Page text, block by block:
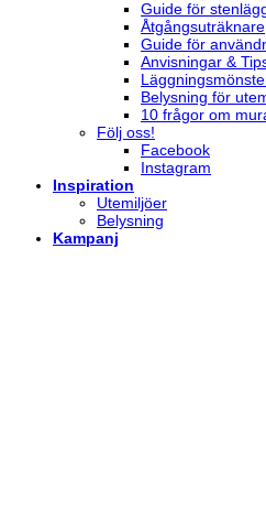
Guide för
Åtgångsuträknare
Guide för
Anvisningar &
Belysning för
10 frågor om
Följ oss!
Facebook
Instagram
Inspiration
Utemiljöer
Belysning
Kampanj